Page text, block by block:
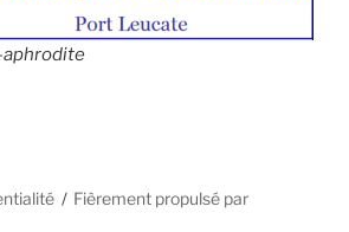
Fièrement propulsé par